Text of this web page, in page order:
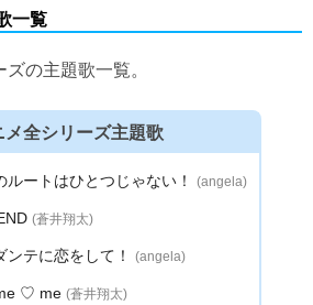
一覧
の主題歌一覧。
メ全シリーズ主題歌
ルートはひとつじゃない！(angela)
(蒼井翔太)
ンテに恋をして！(angela)
♡ me(蒼井翔太)